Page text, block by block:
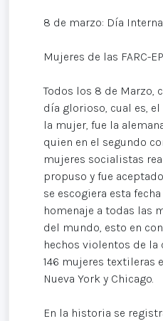
8 de marzo: Día
Mujeres de las FARC-EP
Todos los 8 de Marzo,
día glorioso, cual es,
la mujer, fue la
quien en el segundo
mujeres socialistas
propuso y fue
se escogiera esta
homenaje a todas las
del mundo, esto en
hechos violentos de
146 mujeres textileras
Nueva York y Chicago.
En la historia se